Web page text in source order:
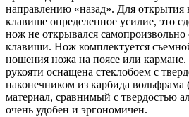
направлению «назад». Для
клавише определенное усилие, это
нож не открывался самопроизвольно
клавиши. Нож комплектуется
ношения ножа на поясе или кармане.
рукояти оснащена стеклобоем с
наконечником из карбида вольфрама
материал, сравнимый с твердостью
очень удобен и эргономичен.